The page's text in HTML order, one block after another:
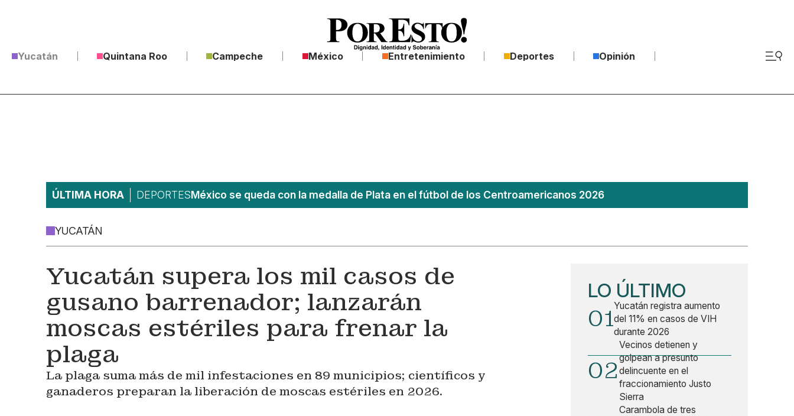
Yucatán Quintana Roo Campeche México Entretenimiento Deportes Opinión
ÚLTIMA HORA DEPORTESMéxico se queda con la medalla de Plata en el fútbol de los Centroamericanos 2026
YUCATÁN
Yucatán supera los mil casos de
gusano barrenador; lanzarán
moscas estériles para frenar la
plaga
La plaga suma más de mil infestaciones en 89 municipios; científicos y
ganaderos preparan la liberación de moscas estériles en 2026.
LO ÚLTIMO
01Yucatán registra aumento
del 11% en casos de VIH
durante 2026
02
Vecinos detienen y
golpean a presunto
delincuente en el
fraccionamiento Justo
Sierra
Carambola de tres